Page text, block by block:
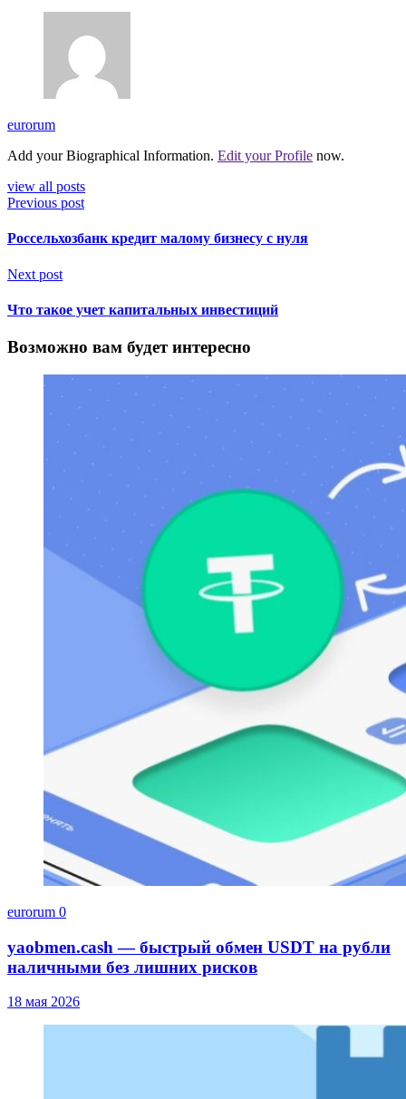
eurorum
Add your Biographical Information. Edit your Profile now.
view all posts
Previous post
Россельхозбанк кредит малому бизнесу с нуля
Next post
Что такое учет капитальных инвестиций
Возможно вам будет интересно
eurorum 0
yaobmen.cash — быстрый обмен USDT на рубли
наличными без лишних рисков
18 мая 2026